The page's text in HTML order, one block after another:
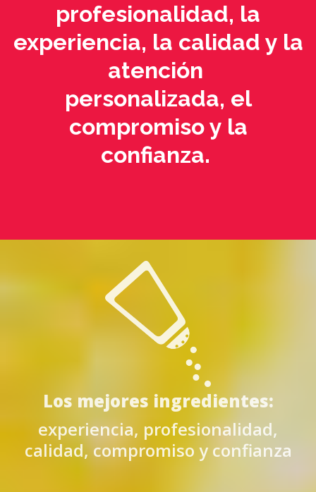
profesionalidad, la
experiencia, la calidad y la
atención
personalizada, el
compromiso y la
confianza.
Los mejores ingredientes:
experiencia, profesionalidad,
calidad, compromiso y confianza